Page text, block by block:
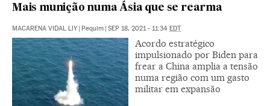
Mais munição numa Ásia que se rearma
MACARENA VIDAL LIY Pequim SEP 18, 2021 - 11:34 EDT
Acordo estratégico
impulsionado por Biden para
frear a China amplia a tensão
numa região com um gasto
militar em expansão